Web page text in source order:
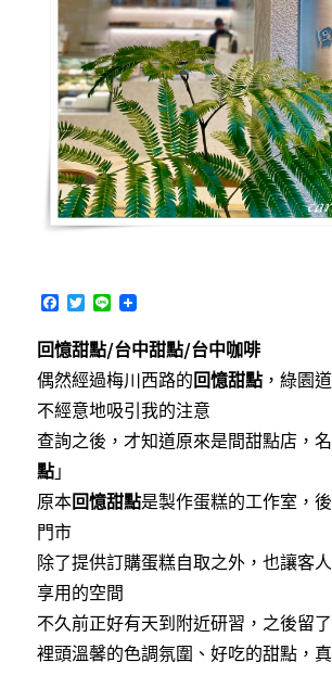
F
c
e
b
o
o
k
T
i
t
t
e
r
L
n
e
回憶甜點/台中甜點/台中咖啡
偶然經過梅川西路的 回憶甜點 ，綠園
不經意地吸引我的注意
查詢之後，才知道原來是間甜點店，
點 」
原本回憶甜點是製作蛋糕的工作室，
門市
除了提供訂購蛋糕自取之外，也讓客
享用的空間
不久前正好有天到附近研習，之後留
裡頭溫馨的色調氛圍、好吃的甜點，